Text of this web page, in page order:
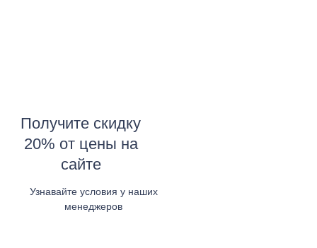
Получите скидку
20% от цены на
сайте
Узнавайте условия у наших
менеджеров